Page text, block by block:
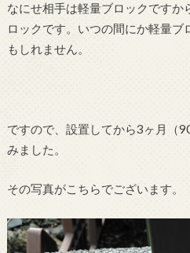
なにせ相手は軽量ブロックですか
ロックです。いつの間にか軽量
もしれません。
ですので、設置してから3ヶ月（
みました。
その写真がこちらでございます。